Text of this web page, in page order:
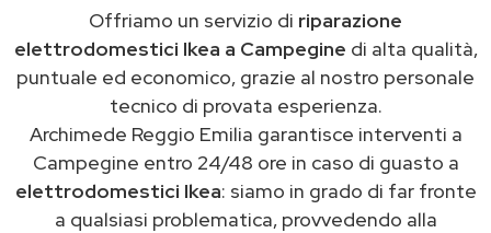
Offriamo un servizio di riparazione
elettrodomestici Ikea a Campegine di alta qualità,
puntuale ed economico, grazie al nostro personale
tecnico di provata esperienza.
Archimede Reggio Emilia garantisce interventi a
Campegine entro 24/48 ore in caso di guasto a
elettrodomestici Ikea: siamo in grado di far fronte
a qualsiasi problematica, provvedendo alla